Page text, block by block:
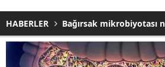
HABERLER Bağırsak mikrobiyotası